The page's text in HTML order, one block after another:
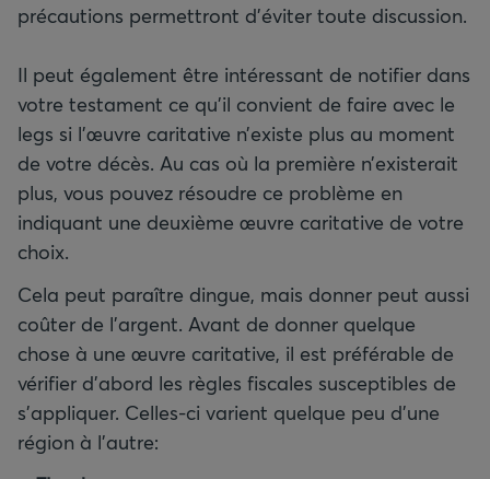
précautions permettront d'éviter toute discussion.
Il peut également être intéressant de notifier dans
votre testament ce qu’il convient de faire avec le
legs si l'œuvre caritative n’existe plus au moment
de votre décès. Au cas où la première n’existerait
plus, vous pouvez résoudre ce problème en
indiquant une deuxième œuvre caritative de votre
choix.
Cela peut paraître dingue, mais donner peut aussi
coûter de l’argent. Avant de donner quelque
chose à une œuvre caritative, il est préférable de
vérifier d’abord les règles fiscales susceptibles de
s’appliquer. Celles-ci varient quelque peu d'une
région à l'autre: